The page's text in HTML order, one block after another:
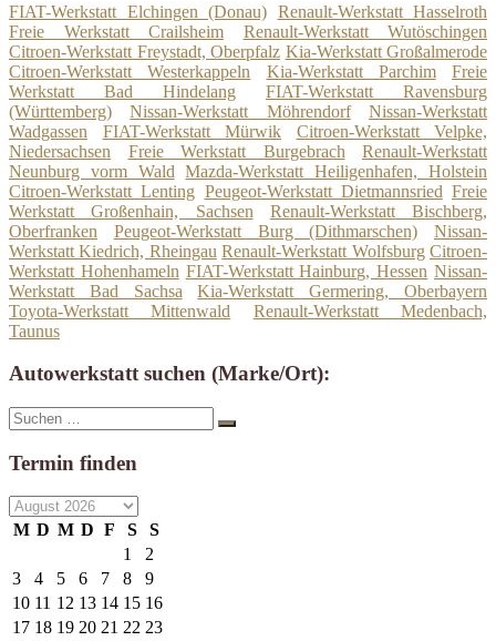
FIAT-Werkstatt Elchingen (Donau) Renault-Werkstatt Hasselroth
Freie Werkstatt Crailsheim
Renault-Werkstatt Wutöschingen
Citroen-Werkstatt Freystadt, Oberpfalz Kia-Werkstatt Großalmerode
Citroen-Werkstatt Westerkappeln
Kia-Werkstatt Parchim
Freie
Werkstatt Bad Hindelang
FIAT-Werkstatt Ravensburg
(Württemberg)
Nissan-Werkstatt Möhrendorf
Nissan-Werkstatt
Wadgassen
FIAT-Werkstatt Mürwik
Citroen-Werkstatt Velpke,
Niedersachsen
Freie Werkstatt Burgebrach
Renault-Werkstatt
Neunburg vorm Wald
Mazda-Werkstatt Heiligenhafen, Holstein
Citroen-Werkstatt Lenting Peugeot-Werkstatt Dietmannsried Freie
Werkstatt Großenhain, Sachsen
Renault-Werkstatt Bischberg,
Oberfranken
Peugeot-Werkstatt Burg (Dithmarschen)
Nissan-
Werkstatt Kiedrich, Rheingau Renault-Werkstatt Wolfsburg Citroen-
Werkstatt Hohenhameln FIAT-Werkstatt Hainburg, Hessen Nissan-
Werkstatt Bad Sachsa
Kia-Werkstatt Germering, Oberbayern
Toyota-Werkstatt Mittenwald
Renault-Werkstatt Medenbach,
Taunus
Autowerkstatt suchen (Marke/Ort):
Suche
nach:
Suchen
Termin finden
M D M D F S
S
1
2
3
4 5 6 7 8
9
10 11 12 13 14 15 16
17 18 19 20 21 22 23